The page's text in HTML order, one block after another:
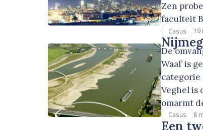
Zen
faculteit
Casus 19
De
Waal’ is
categorie
Veghel is
omarmt
Casus 8
Een